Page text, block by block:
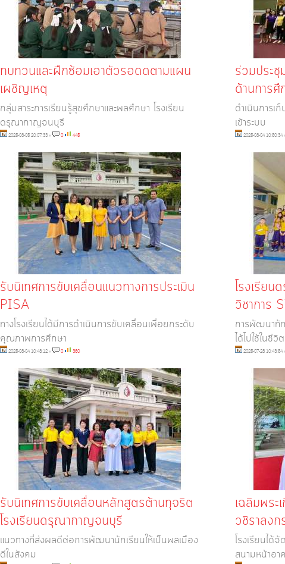
ทบทวนและฝึกซ้อมเอาตัวรอดดตามแผน
เผชิญเหตุ
กลุ่มสาระการเรียนรู้สุขศึกษาและพลศึกษา โรงเรียน
ดรุณากาญจนบุรี
2025-08-05 20:07:33 » 0 445
ร่วมประ
ด้านการ
ดำเนินการเ
เข้าระบบ
2025-08-04 10:50:34
รับนิเทศการขับเคลื่อนแนวทางการประเมิน
PISA
ทางโรงเรียนได้มีการดำเนินการขับเคลื่อนเพื่อยกระดับ
คุณภาพการศึกษา
2025-08-04 10:48:12 » 0 360
โรงเรีย
วิชาการ
การพัฒนาทั
ได้ไปใช้ในชีวิ
2025-07-28 10:43:54
รับนิเทศการขับเคลื่อนหลักสูตรต้านทุจริต
โรงเรียนดรุณากาญจนบุรี
แนวทางที่ส่งผลดีต่อการพัฒนานักเรียนให้เป็นพลเมือง
ดีในสังคม
เฉลิมพระ
วชิราลง
โรงเรียนไ
สนามหน้าอา